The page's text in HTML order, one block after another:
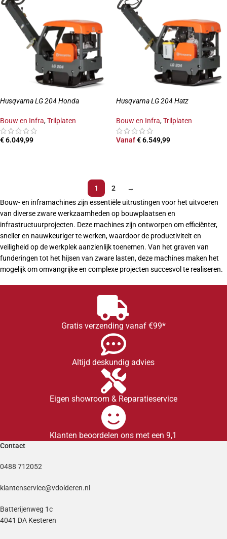
Husqvarna LG 204 Honda
Bouw en Infra,Trilplaten
€6.049,99
Husqvarna LG 204 Hatz
Bouw en Infra,Trilplaten
Vanaf€6.549,99
1 2
→
Bouw- en inframachines zijn essentiële uitrustingen voor het uitvoeren
van diverse zware werkzaamheden op bouwplaatsen en
infrastructuurprojecten. Deze machines zijn ontworpen om efficiënter,
sneller en nauwkeuriger te werken, waardoor de productiviteit en
veiligheid op de werkplek aanzienlijk toenemen. Van het graven van
funderingen tot het hijsen van zware lasten, deze machines maken het
mogelijk om omvangrijke en complexe projecten succesvol te realiseren.
Gratis verzending vanaf €99*
Altijd deskundig advies
Eigen showroom & Reparatieservice
Klanten beoordelen ons met een 9,1
Contact
0488 712052
klantenservice@vdolderen.nl
Batterijenweg 1c
4041 DA Kesteren